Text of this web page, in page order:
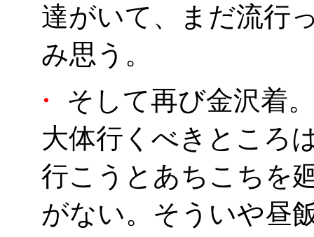
達がいて、まだ流行
み思う。
・
そして再び金沢着
大体行くべきところ
行こうとあちこちを
がない。そういや昼